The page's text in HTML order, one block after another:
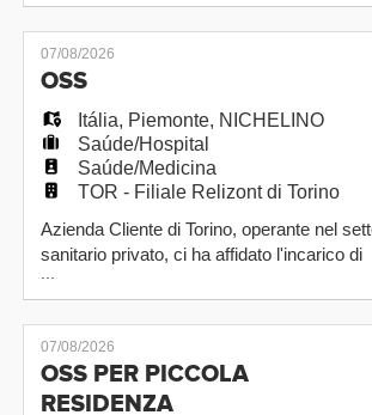
DE
ES
PT
ruolo di OSS in RSA, da assumere
a tempo determinato, con possibilita' di
assunzione a tempo indeterminato. Luogo
lavoro: Torino (zona Parella) Il ruolo di OSS
prevede attivita' di cura e ass
07/08/2026
OSS
Itália, Piemonte, NICHELINO
Saúde/Hospital
Saúde/Medicina
TOR - Filiale Relizont di Torino
Azienda Cliente di Torino, operante nel
sanitario privato, ci ha affidato l'incarico di
individuare una persona interessata a
ruolo di OSS in RSA, da assumere
a tempo determinato, con possibilita' di
assunzione a tempo indeterminato. Luogo
lavoro: Nichelino (TO) Il ruolo di OSS
prevede attivita' di cura e assistenza
07/08/2026
OSS PER PICCOLA
RESIDENZA